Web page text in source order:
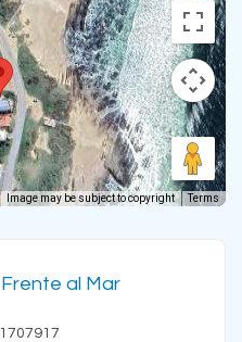
Image may be subject to copyright Terms
al Mar